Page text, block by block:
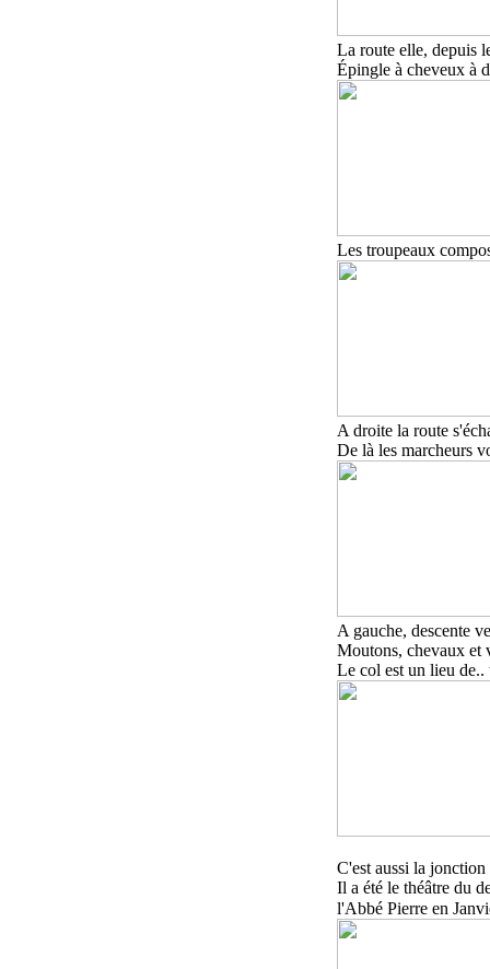
La route elle, depuis
Épingle à cheveux à
Les troupeaux
A droite la route
De là les marcheurs
A gauche, descente
Moutons, chevaux et
Le col est un lieu de..
C'est aussi la jonction
Il a été le théâtre du
l'Abbé Pierre en